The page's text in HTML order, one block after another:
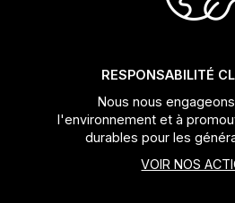
RESPONSABILITÉ
Nous nous
l'environnement et à
durables pour les
VOIR NOS
Porte-bagages
Porte-vélos
Leviers de vitesses
Pédaliers et plateaux